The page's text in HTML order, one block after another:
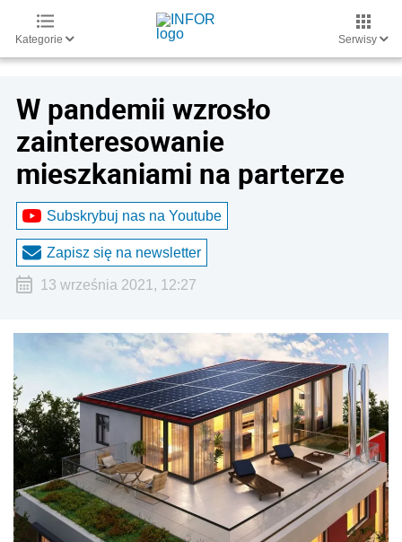
Kategorie Serwisy
W pandemii wzrosło
zainteresowanie
mieszkaniami na parterze
Subskrybuj nas na Youtube
Zapisz się na newsletter
13 września 2021, 12:27